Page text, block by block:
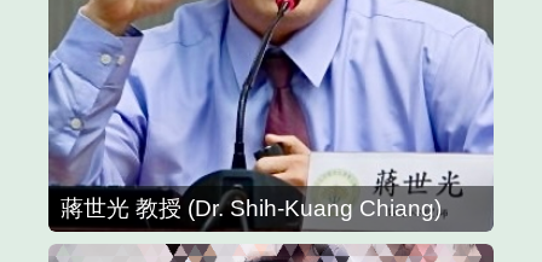
蔣世光 教授 (Dr. Shih-Kuang Chiang)